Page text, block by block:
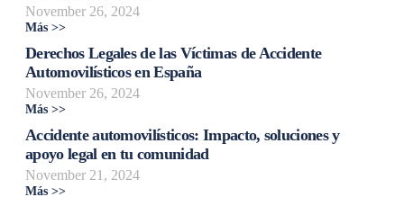
November 26, 2024
Más >>
Derechos Legales de las Víctimas de Accidente
Automovilísticos en España
November 26, 2024
Más >>
Accidente automovilísticos: Impacto, soluciones y
apoyo legal en tu comunidad
November 21, 2024
Más >>